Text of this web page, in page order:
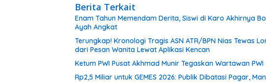
Berita Terkait
Enam Tahun Memendam Derita, Siswi di Karo Akhirnya
Ayah Angkat
Terungkap! Kronologi Tragis ASN ATR/BPN Nias Tewas
dari Pesan Wanita Lewat Aplikasi Kencan
Ketum PWI Pusat Akhmad Munir Tegaskan Wartawan
Rp2,5 Miliar untuk GEMES 2026: Publik Dibatasi Pagar,